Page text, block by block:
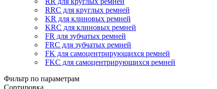
RRC для круглых ремней
KR для клиновых ремней
KRC для клиновых ремней
FR для зубчатых ремней
FRC для зубчатых ремней
FK для самоцентрирующихся ремней
FKC для самоцентрирующихся ремней
Фильтр по параметрам
Сортировка